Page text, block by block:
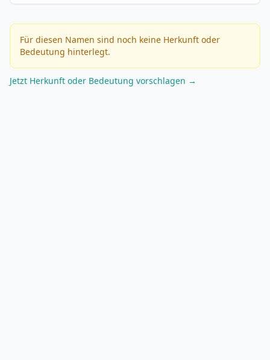
Für diesen Namen sind noch keine Herkunft oder
Bedeutung hinterlegt.
Jetzt Herkunft oder Bedeutung vorschlagen →